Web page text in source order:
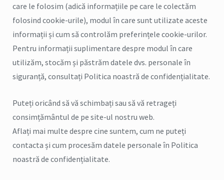
care le folosim (adică informațiile pe care le colectăm
folosind cookie-urile), modul în care sunt utilizate aceste
informații și cum să controlăm preferințele cookie-urilor.
Pentru informații suplimentare despre modul în care
utilizăm, stocăm și păstrăm datele dvs. personale în
siguranță, consultați Politica noastră de confidențialitate.
Puteți oricând să vă schimbați sau să vă retrageți
consimțământul de pe site-ul nostru web.
Aflați mai multe despre cine suntem, cum ne puteți
contacta și cum procesăm datele personale în Politica
noastră de confidențialitate.